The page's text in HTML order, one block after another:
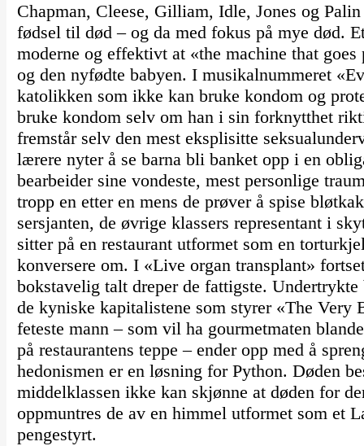
Chapman, Cleese, Gilliam, Idle, Jones og
fødsel til død – og da med fokus på mye død.
moderne og effektivt at «the machine that
og den nyfødte babyen. I musikalnummeret
katolikken som ikke kan bruke kondom og
bruke kondom selv om han i sin forknytthet
fremstår selv den mest eksplisitte
lærere nyter å se barna bli banket opp i en
bearbeider sine vondeste, mest personlige
tropp en etter en mens de prøver å spise
sersjanten, de øvrige klassers representant i
sitter på en restaurant utformet som en
konversere om. I «Live organ transplant»
bokstavelig talt dreper de fattigste.
de kyniske kapitalistene som styrer «The
feteste mann – som vil ha gourmetmaten
på restaurantens teppe – ender opp med å
hedonismen er en løsning for Python. Døden
middelklassen ikke kan skjønne at døden for
oppmuntres de av en himmel utformet som et
pengestyrt.